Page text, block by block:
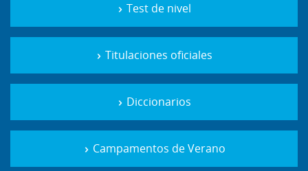
Test de nivel
Titulaciones oficiales
Diccionarios
Campamentos de Verano